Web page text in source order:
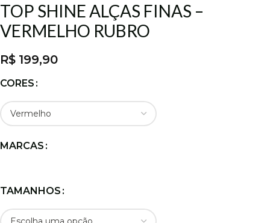
TOP SHINE ALÇAS FINAS –
VERMELHO RUBRO
R$ 199,90
CORES
MARCAS
TAMANHOS